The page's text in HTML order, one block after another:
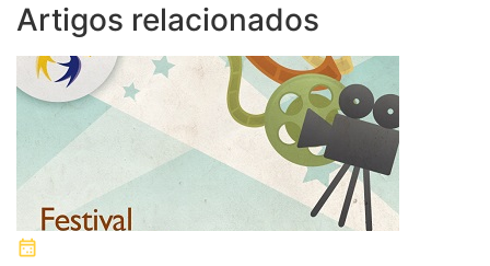
Artigos relacionados